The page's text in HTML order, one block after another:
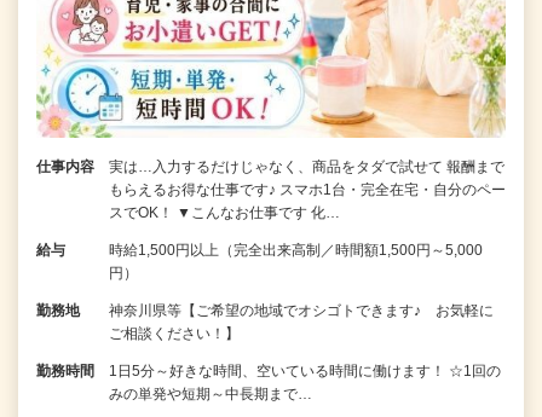
仕事内容
実は…入力するだけじゃなく、商品をタダで試せて 報酬まで
もらえるお得な仕事です♪ スマホ1台・完全在宅・自分のペー
スでOK！ ▼こんなお仕事です 化…
給与
時給1,500円以上（完全出来高制／時間額1,500円～5,000
円）
勤務地
神奈川県等【ご希望の地域でオシゴトできます♪ お気軽に
ご相談ください！】
勤務時間
1日5分～好きな時間、空いている時間に働けます！ ☆1回の
みの単発や短期～中長期まで…